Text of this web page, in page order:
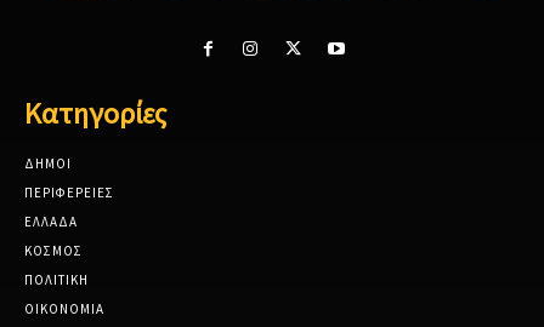
Κατηγορίες
ΔΗΜΟΙ
ΠΕΡΙΦΕΡΕΙΕΣ
ΕΛΛΑΔΑ
ΚΟΣΜΟΣ
ΠΟΛΙΤΙΚΗ
ΟΙΚΟΝΟΜΙΑ